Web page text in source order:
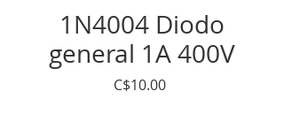
1N4004 Diodo
general 1A 400V
C$10.00Precio